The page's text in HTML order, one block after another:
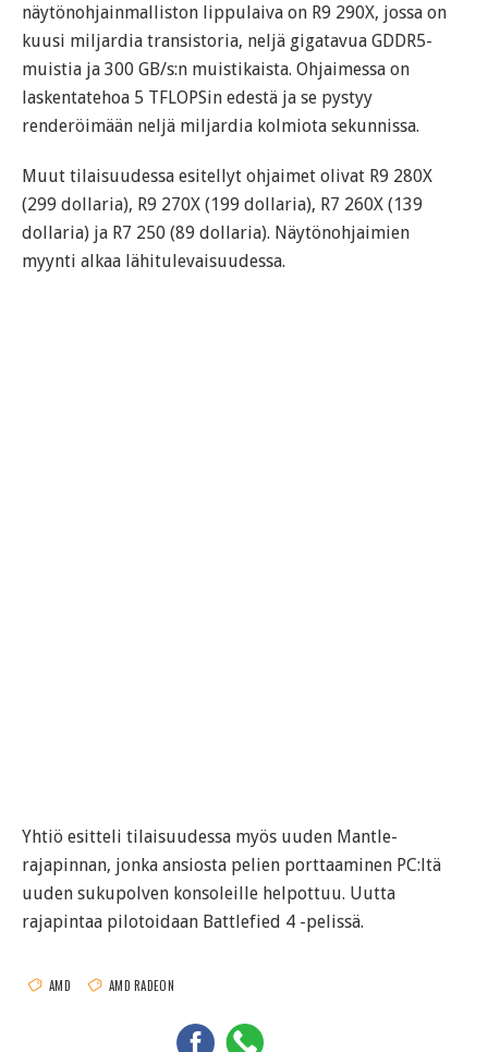
näytönohjainmalliston lippulaiva on R9 290X, jossa on
kuusi miljardia transistoria, neljä gigatavua GDDR5-
muistia ja 300 GB/s:n muistikaista. Ohjaimessa on
laskentatehoa 5 TFLOPSin edestä ja se pystyy
renderöimään neljä miljardia kolmiota sekunnissa.
Muut tilaisuudessa esitellyt ohjaimet olivat R9 280X
(299 dollaria), R9 270X (199 dollaria), R7 260X (139
dollaria) ja R7 250 (89 dollaria). Näytönohjaimien
myynti alkaa lähitulevaisuudessa.
Yhtiö esitteli tilaisuudessa myös uuden Mantle-
rajapinnan, jonka ansiosta pelien porttaaminen PC:ltä
uuden sukupolven konsoleille helpottuu. Uutta
rajapintaa pilotoidaan Battlefied 4 -pelissä.
AMD AMD RADEON